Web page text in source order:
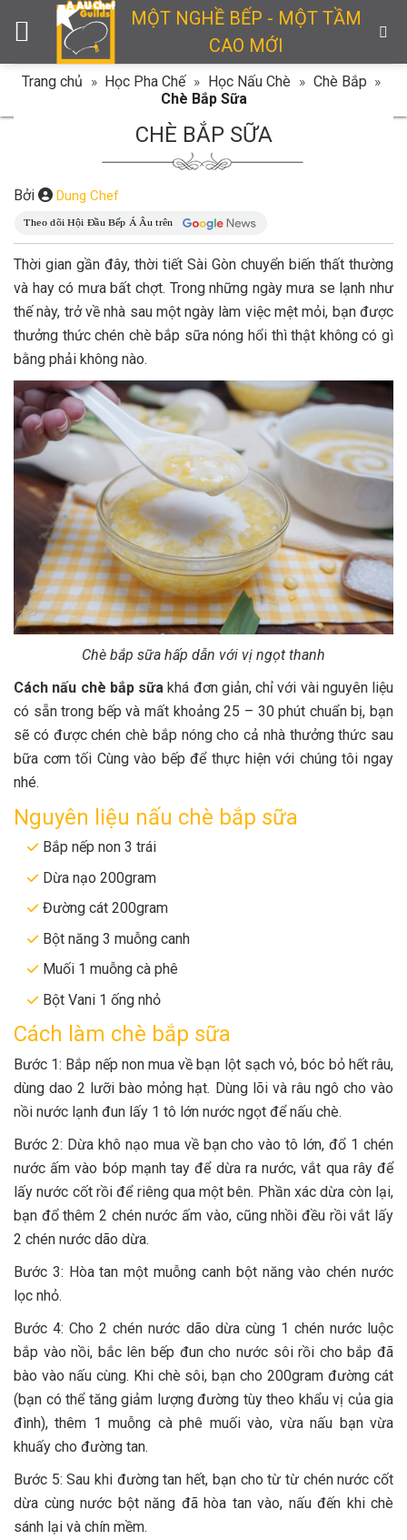
MỘT NGHỀ BẾP - MỘT TẦM
CAO MỚI
Trang chủ » Học Pha Chế » Học Nấu Chè » Chè Bắp »
Chè Bắp Sữa
CHÈ BẮP SỮA
Bởi Dung Chef
Thời gian gần đây, thời tiết Sài Gòn chuyển biến thất thường
và hay có mưa bất chợt. Trong những ngày mưa se lạnh như
thế này, trở về nhà sau một ngày làm việc mệt mỏi, bạn được
thưởng thức chén chè bắp sữa nóng hổi thì thật không có gì
bằng phải không nào.
Chè bắp sữa hấp dẫn với vị ngọt thanh
Cách nấu chè bắp sữa khá đơn giản, chỉ với vài nguyên liệu
có sẵn trong bếp và mất khoảng 25 – 30 phút chuẩn bị, bạn
sẽ có được chén chè bắp nóng cho cả nhà thưởng thức sau
bữa cơm tối Cùng vào bếp để thực hiện với chúng tôi ngay
nhé.
Nguyên liệu nấu chè bắp sữa
Bắp nếp non 3 trái
Dừa nạo 200gram
Đường cát 200gram
Bột năng 3 muỗng canh
Muối 1 muỗng cà phê
Bột Vani 1 ống nhỏ
Cách làm chè bắp sữa
Bước 1: Bắp nếp non mua về bạn lột sạch vỏ, bóc bỏ hết râu,
dùng dao 2 lưỡi bào mỏng hạt. Dùng lõi và râu ngô cho vào
nồi nước lạnh đun lấy 1 tô lớn nước ngọt để nấu chè.
Bước 2: Dừa khô nạo mua về bạn cho vào tô lớn, đổ 1 chén
nước ấm vào bóp mạnh tay để dừa ra nước, vắt qua rây để
lấy nước cốt rồi để riêng qua một bên. Phần xác dừa còn lại,
bạn đổ thêm 2 chén nước ấm vào, cũng nhồi đều rồi vắt lấy
2 chén nước dão dừa.
Bước 3: Hòa tan một muỗng canh bột năng vào chén nước
lọc nhỏ.
Bước 4: Cho 2 chén nước dão dừa cùng 1 chén nước luộc
bắp vào nồi, bắc lên bếp đun cho nước sôi rồi cho bắp đã
bào vào nấu cùng. Khi chè sôi, bạn cho 200gram đường cát
(bạn có thể tăng giảm lượng đường tùy theo khẩu vị của gia
đình), thêm 1 muỗng cà phê muối vào, vừa nấu bạn vừa
khuấy cho đường tan.
Bước 5: Sau khi đường tan hết, bạn cho từ từ chén nước cốt
dừa cùng nước bột năng đã hòa tan vào, nấu đến khi chè
sánh lại và chín mềm.